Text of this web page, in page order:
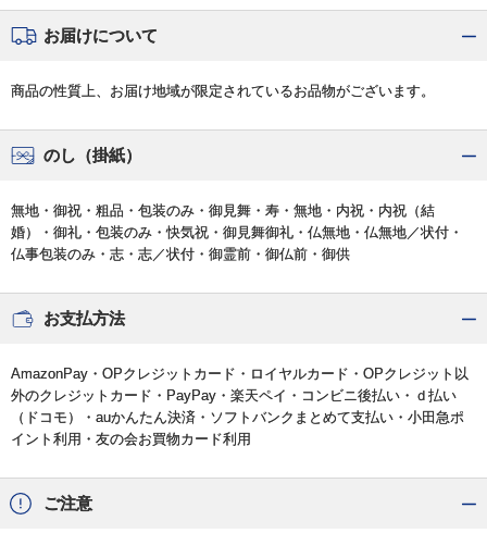
お届けについて
商品の性質上、お届け地域が限定されているお品物がございます。
のし（掛紙）
無地・御祝・粗品・包装のみ・御見舞・寿・無地・内祝・内祝（結
婚）・御礼・包装のみ・快気祝・御見舞御礼・仏無地・仏無地／状付・
仏事包装のみ・志・志／状付・御霊前・御仏前・御供
お支払方法
AmazonPay・OPクレジットカード・ロイヤルカード・OPクレジット以
外のクレジットカード・PayPay・楽天ペイ・コンビニ後払い・ｄ払い
（ドコモ）・auかんたん決済・ソフトバンクまとめて支払い・小田急ポ
イント利用・友の会お買物カード利用
ご注意